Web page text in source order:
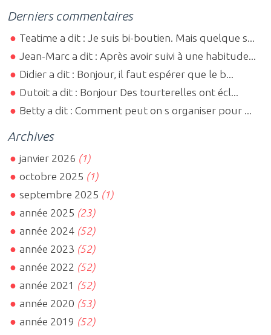
Derniers commentaires
Teatime a dit : Je suis bi-boutien. Mais quelque s...
Jean-Marc a dit : Après avoir suivi à une habitude...
Didier a dit : Bonjour, il faut espérer que le b...
Dutoit a dit : Bonjour Des tourterelles ont écl...
Betty a dit : Comment peut on s organiser pour ...
Archives
janvier 2026 (1)
octobre 2025 (1)
septembre 2025 (1)
année 2025 (23)
année 2024 (52)
année 2023 (52)
année 2022 (52)
année 2021 (52)
année 2020 (53)
année 2019 (52)